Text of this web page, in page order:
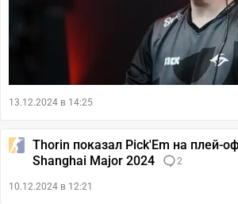
13.12.2024 в 14:25
Thorin показал Pick'Em на плей-
Shanghai Major 2024
2
10.12.2024 в 12:21